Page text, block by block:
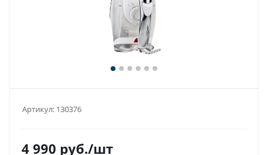
Артикул: 130376
4 990 руб./шт